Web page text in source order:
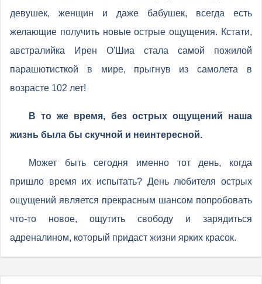
девушек, женщин и даже бабушек, всегда есть
желающие получить новые острые ощущения. Кстати,
австралийка Ирен О'Шиа стала самой пожилой
парашютисткой в мире, прыгнув из самолета в
возрасте 102 лет!
В то же время, без острых ощущений наша
жизнь была бы скучной и неинтересной.
Может быть сегодня именно тот день, когда
пришло время их испытать? День любителя острых
ощущений является прекрасным шансом попробовать
что-то новое, ощутить свободу и зарядиться
адреналином, который придаст жизни ярких красок.